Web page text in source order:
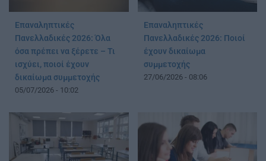
Επαναληπτικές
Πανελλαδικές 2026: Όλα
όσα πρέπει να ξέρετε – Τι
ισχύει, ποιοί έχουν
δικαίωμα συμμετοχής
05/07/2026 - 10:02
Επαναληπτικές
Πανελλαδικές 2026: Ποιοί
έχουν δικαίωμα
συμμετοχής
27/06/2026 - 08:06